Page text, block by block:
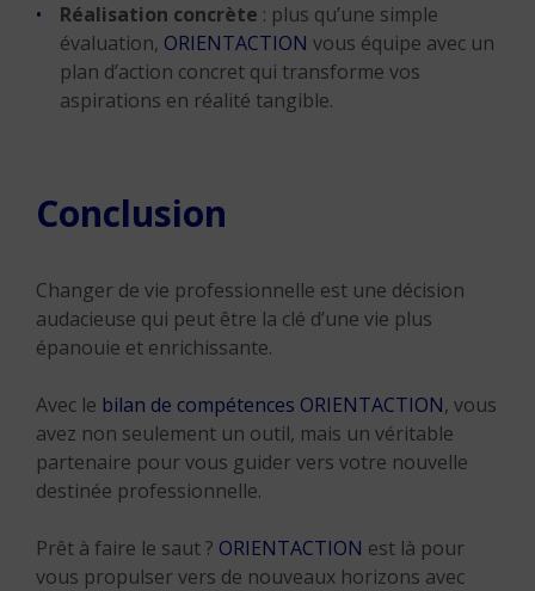
Réalisation concrète : plus qu’une simple
évaluation, ORIENTACTION vous équipe avec un
plan d’action concret qui transforme vos
aspirations en réalité tangible.
Conclusion
Changer de vie professionnelle est une décision
audacieuse qui peut être la clé d’une vie plus
épanouie et enrichissante.
Avec le bilan de compétences ORIENTACTION, vous
avez non seulement un outil, mais un véritable
partenaire pour vous guider vers votre nouvelle
destinée professionnelle.
Prêt à faire le saut ? ORIENTACTION est là pour
vous propulser vers de nouveaux horizons avec